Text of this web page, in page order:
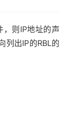
则IP地址的
列出IP的RBL